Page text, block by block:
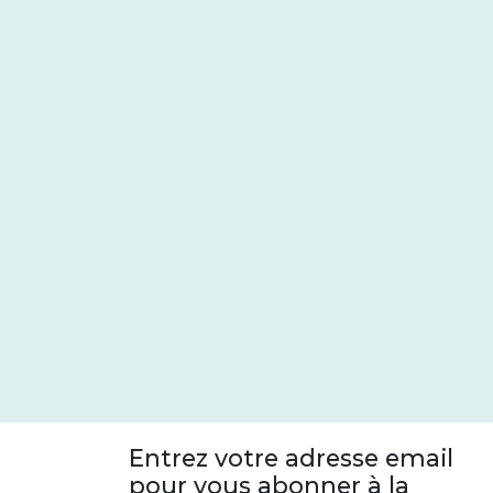
Entrez votre adresse email
pour vous abonner à la